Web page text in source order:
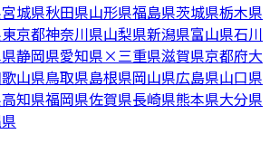
宮城県秋田県山形県福島県茨城県栃木県
東京都神奈川県山梨県新潟県富山県石川
静岡県愛知県×三重県滋賀県京都府大
山県鳥取県島根県岡山県広島県山口県
高知県福岡県佐賀県長崎県熊本県大分県